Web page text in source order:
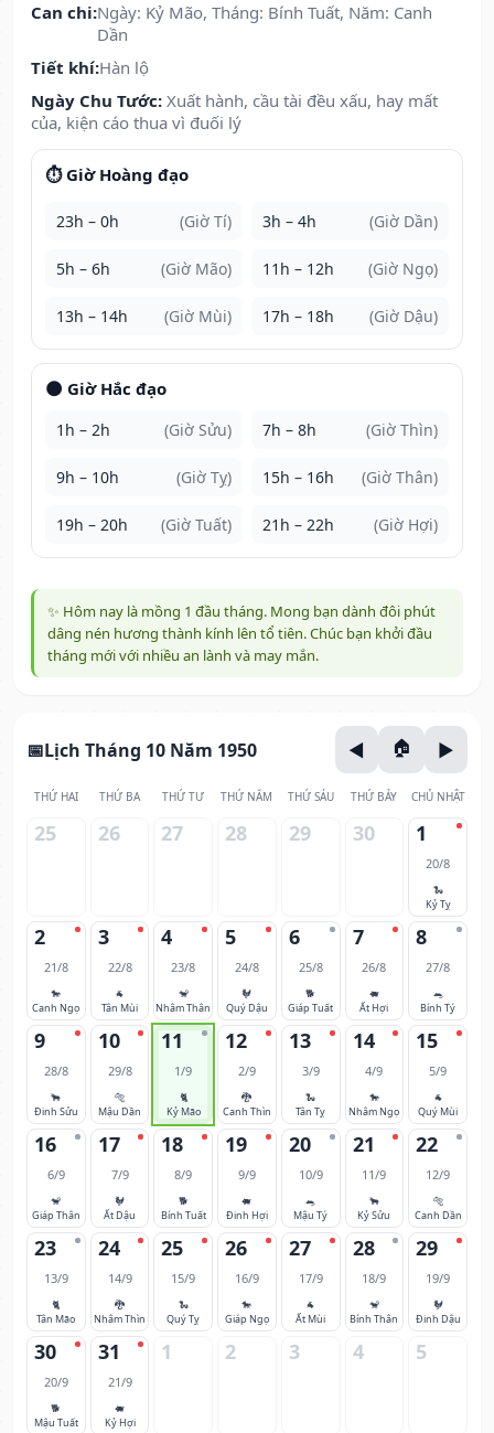
Can chi:Ngày: Kỷ Mão, Tháng: Bính Tuất, Năm: Canh
Dần
Tiết khí:Hàn lộ
Ngày Chu Tước: Xuất hành, cầu tài đều xấu, hay mất
của, kiện cáo thua vì đuối lý
⏱️ Giờ Hoàng đạo
23h – 0h (Giờ Tí) 3h – 4h (Giờ Dần)
5h – 6h (Giờ Mão) 11h – 12h (Giờ Ngọ)
13h – 14h (Giờ Mùi) 17h – 18h (Giờ Dậu)
🌑 Giờ Hắc đạo
1h – 2h (Giờ Sửu) 7h – 8h (Giờ Thìn)
9h – 10h (Giờ Tỵ) 15h – 16h (Giờ Thân)
19h – 20h (Giờ Tuất) 21h – 22h (Giờ Hợi)
✨ Hôm nay là mồng 1 đầu tháng. Mong bạn dành đôi phút
dâng nén hương thành kính lên tổ tiên. Chúc bạn khởi đầu
tháng mới với nhiều an lành và may mắn.
Lịch Tháng 10 Năm 1950
THỨ HAI THỨ BA THỨ TƯ THỨ NĂM THỨ SÁU THỨ BẢY CHỦ NHẬT
25 26 27 28 29 30 1
20/8
🐍
Kỷ Tỵ
2
21/8
🐎
Canh Ngọ
3
22/8
🐐
Tân Mùi
4
23/8
🐒
Nhâm Thân
5
24/8
🐓
Quý Dậu
6
25/8
🐕
Giáp Tuất
7
26/8
🐖
Ất Hợi
8
27/8
🐀
Bính Tý
9
28/8
🐂
Đinh Sửu
10
29/8
🐅
Mậu Dần
11
1/9
🐈
Kỷ Mão
12
2/9
🐉
Canh Thìn
13
3/9
🐍
Tân Tỵ
14
4/9
🐎
Nhâm Ngọ
15
5/9
🐐
Quý Mùi
16
6/9
🐒
Giáp Thân
17
7/9
🐓
Ất Dậu
18
8/9
🐕
Bính Tuất
19
9/9
🐖
Đinh Hợi
20
10/9
🐀
Mậu Tý
21
11/9
🐂
Kỷ Sửu
22
12/9
🐅
Canh Dần
23
13/9
🐈
Tân Mão
24
14/9
🐉
Nhâm Thìn
25
15/9
🐍
Quý Tỵ
26
16/9
🐎
Giáp Ngọ
27
17/9
🐐
Ất Mùi
28
18/9
🐒
Bính Thân
29
19/9
🐓
Đinh Dậu
30
20/9
🐕
Mậu Tuất
31
21/9
🐖
Kỷ Hợi
1 2 3 4 5